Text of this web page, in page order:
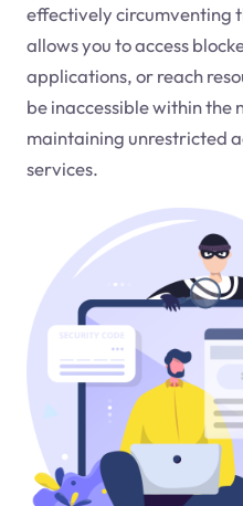
effectively circumventing
allows you to access
applications, or reach
be inaccessible within the
maintaining unrestricted
services.